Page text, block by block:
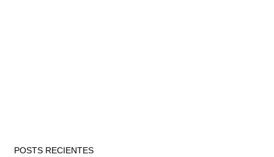
POSTS RECIENTES